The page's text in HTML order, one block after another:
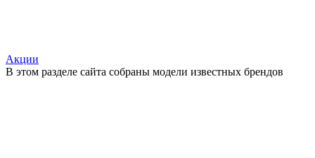
Акции
В этом разделе сайта собраны модели известных брендов